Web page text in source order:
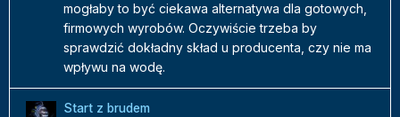
mogłaby to być ciekawa alternatywa dla gotowych,
firmowych wyrobów. Oczywiście trzeba by
sprawdzić dokładny skład u producenta, czy nie ma
wpływu na wodę.
Start z brudem